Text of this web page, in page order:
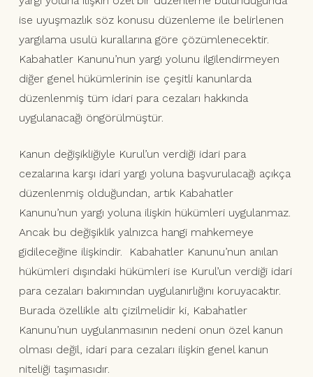
ise uyuşmazlık söz konusu düzenleme ile belirlenen
yargılama usulü kurallarına göre çözümlenecektir.
Kabahatler Kanunu’nun yargı yolunu ilgilendirmeyen
diğer genel hükümlerinin ise çeşitli kanunlarda
düzenlenmiş tüm idari para cezaları hakkında
uygulanacağı öngörülmüştür.
Kanun değişikliğiyle Kurul’un verdiği idari para
cezalarına karşı idari yargı yoluna başvurulacağı açıkça
düzenlenmiş olduğundan, artık Kabahatler
Kanunu’nun yargı yoluna ilişkin hükümleri uygulanmaz.
Ancak bu değişiklik yalnızca hangi mahkemeye
gidileceğine ilişkindir. Kabahatler Kanunu’nun anılan
hükümleri dışındaki hükümleri ise Kurul’un verdiği idari
para cezaları bakımından uygulanırlığını koruyacaktır.
Burada özellikle altı çizilmelidir ki, Kabahatler
Kanunu’nun uygulanmasının nedeni onun özel kanun
olması değil, idari para cezaları ilişkin genel kanun
niteliği taşımasıdır.